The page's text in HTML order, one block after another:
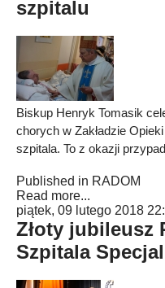
szpitalu
Biskup Henryk Tomasik
chorych w Zakładzie
szpitala. To z okazji
Published in RADOM
Read more...
piątek, 09 lutego 2018
Złoty jubileusz
Szpitala